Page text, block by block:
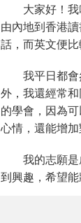
大家好！
由內地到香港
話，而英文便比
我平日都
外，我還經常
的學會，因為
心情，還能增加
我的志願
到興趣，希望